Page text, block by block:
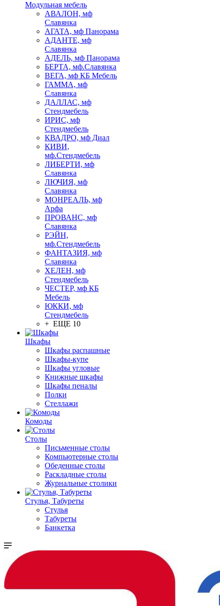
Модульная мебель
АВАЛОН, мф
Славянка
АГАТА, мф Панорама
АДАНТЕ, мф
Славянка
АДЕЛЬ, мф Панорама
БЕРТА, мф.Славянка
ВЕГА, мф КБ Мебель
ГАММА, мф
Славянка
ДАЛЛАС, мф
Стендмебель
ИРИС, мф
Стендмебель
КВАДРО, мф Диал
КИВИ,
мф.Стендмебель
ЛИБЕРТИ, мф
Славянка
ЛЮЧИЯ, мф
Славянка
МОНРЕАЛЬ, мф
Арфа
ПРОВАНС, мф
Славянка
РЭЙН,
мф.Стендмебель
ФАНТАЗИЯ, мф
Славянка
ХЕЛЕН, мф
Стендмебель
ЧЕСТЕР, мф КБ
Мебель
ЮККИ, мф
Стендмебель
+ ЕЩЕ 10
Шкафы
Шкафы распашные
Шкафы-купе
Шкафы угловые
Книжные шкафы
Шкафы пеналы
Полки
Стеллажи
Комоды
Столы
Письменные столы
Компьютерные столы
Обеденные столы
Раскладные столы
Журнальные столики
Стулья, Табуреты
Стулья
Табуреты
Банкетка